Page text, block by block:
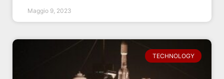
Maggio 9, 2023
TECHNOLOGY